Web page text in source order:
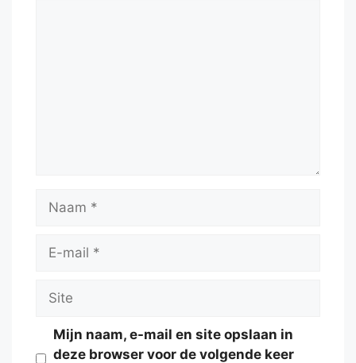
Naam
Site
Mijn naam, e-mail en site opslaan in
deze browser voor de volgende keer